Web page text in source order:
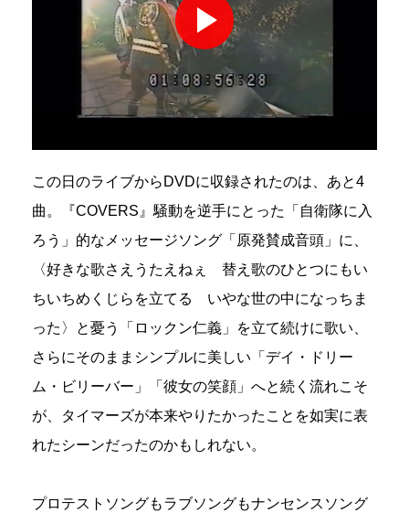
この日のライブからDVDに収録されたのは、あと4
曲。『COVERS』騒動を逆手にとった「自衛隊に入
ろう」的なメッセージソング「原発賛成音頭」に、
〈好きな歌さえうたえねぇ 替え歌のひとつにもい
ちいちめくじらを立てる いやな世の中になっちま
った〉と憂う「ロックン仁義」を立て続けに歌い、
さらにそのままシンプルに美しい「デイ・ドリー
ム・ビリーバー」「彼女の笑顔」へと続く流れこそ
が、タイマーズが本来やりたかったことを如実に表
れたシーンだったのかもしれない。
プロテストソングもラブソングもナンセンスソング